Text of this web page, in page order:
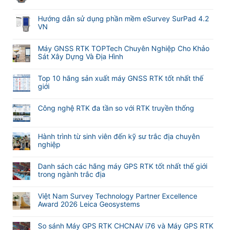
Cập
nhật
tự
động
nét
khi
đo
RTK
và
M20L
(
Camera)
bình
luận
dẫn
sử
mềm
M-
Meridian
Hướng dẫn sử dụng phần mềm eSurvey SurPad 4.2
VN
có
bình
luận
Hướng
dẫn
sử
phần
SurPad
4.2
VN
Máy GNSS RTK TOPTech Chuyên Nghiệp Cho Khảo
Sát Xây Dựng Và Địa Hình
có
bình
luận
Máy
GNSS
Chuyên
Nghiệp
Khảo
Sát
Xây
Và
Địa
Top 10 hãng sản xuất máy GNSS RTK tốt nhất thế
giới
có
bình
Top
10
xuất
máy
RTK
tốt
nhất
giới
Công nghệ RTK đa tần so với RTK truyền thống
bình
luận
nghệ
RTK
so
với
truyền
Hành trình từ sinh viên đến kỹ sư trắc địa chuyên
nghiệp
có
bình
luận
Hành
trình
viên
Danh sách các hãng máy GPS RTK tốt nhất thế giới
trong ngành trắc địa
có
bình
luận
Danh
Việt Nam Survey Technology Partner Excellence
Award 2026 Leica Geosystems
có
So sánh Máy GPS RTK CHCNAV i76 và Máy GPS RTK